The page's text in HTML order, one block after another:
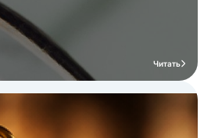
Читать